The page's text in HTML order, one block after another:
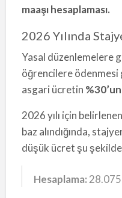
maaşı hesaplaması.
2026 Yılında
Yasal düzenlemelere
öğrencilere ödenmesi
asgari ücretin
2026 yılı için
baz alındığında,
düşük ücret şu
Hesaplama: 28.075